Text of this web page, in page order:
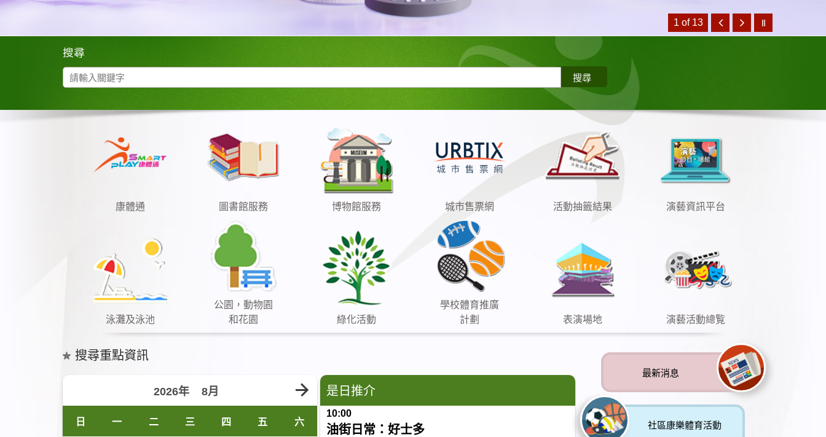
1 of 13
搜尋
康體通 圖書館服務 博物館服務 城市售票網 活動抽籤結果 演藝資訊平台
泳灘及泳池
公園，動物園
和花園
綠化活動
學校體育推廣
計劃
表演場地 演藝活動總覧
搜尋重點資訊
日 一 二 三 四 五 六
是日推介
10:00
油街日常：好士多
最新消息
社區康樂體育活動